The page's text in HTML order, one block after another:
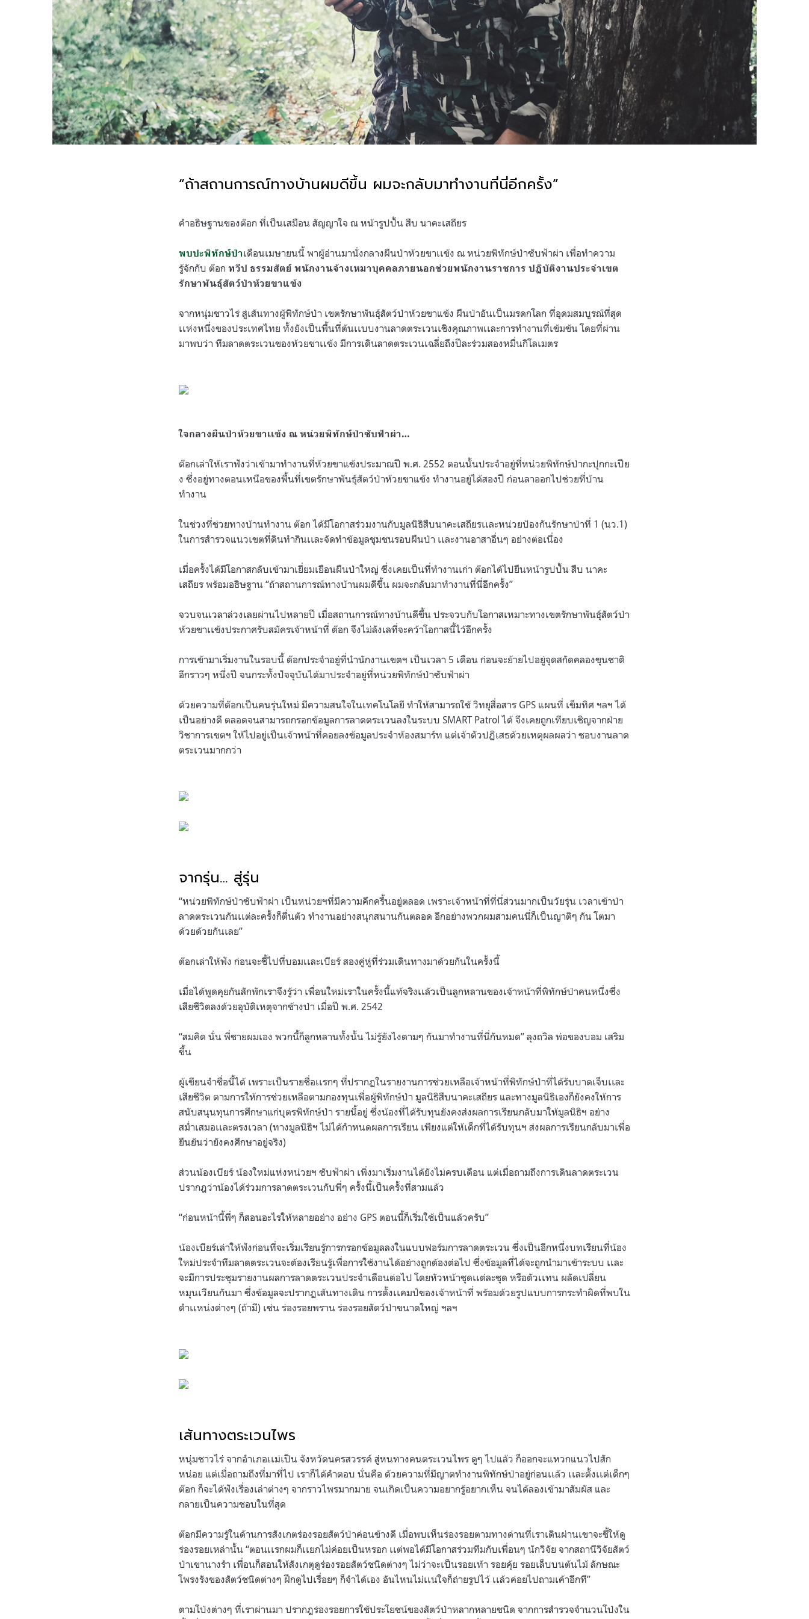
“ถ้าสถานการณ์ทางบ้านผมดีขึ้น ผมจะกลับมาทำงานที่นี่อีกครั้ง”
คำอธิษฐานของต๊อก ที่เป็นเสมือน สัญญาใจ ณ หน้ารูปปั้น สืบ นาคะเสถียร
พบปะพิทักษ์ป่าเดือนเมษายนนี้ พาผู้อ่านมานั่งกลางผืนป่าห้วยขาเเข้ง ณ หน่วยพิทักษ์ป่าซับฟ้าผ่า เพื่อทำความ
รู้จักกับ ต๊อก ทวีป ธรรมสัตย์ พนักงานจ้างเหมาบุคคลภายนอกช่วยพนักงานราชการ ปฏิบัติงานประจำเขต
รักษาพันธุ์สัตว์ป่าห้วยขาแข้ง
จากหนุ่มชาวไร่ สู่เส้นทางผู้พิทักษ์ป่า เขตรักษาพันธุ์สัตว์ป่าห้วยขาแข้ง ผืนป่าอันเป็นมรดกโลก ที่อุดมสมบูรณ์ที่สุด
เเห่งหนึ่งของประเทศไทย ทั้งยังเป็นพื้นที่ต้นเเบบงานลาดตระเวนเชิงคุณภาพเเละการทำงานที่เข้มข้น โดยที่ผ่าน
มาพบว่า ทีมลาดตระเวนของห้วยขาเเข้ง มีการเดินลาดตระเวนเฉลี่ยถึงปีละร่วมสองหมื่นกิโลเมตร
ใจกลางผืนป่าห้วยขาเเข้ง ณ หน่วยพิทักษ์ป่าซับฟ้าผ่า…
ต๊อกเล่าให้เราฟังว่าเข้ามาทำงานที่ห้วยขาแข้งประมาณปี พ.ศ. 2552 ตอนนั้นประจำอยู่ที่หน่วยพิทักษ์ป่ากะปุกกะเปีย
ง ซึ่งอยู่ทางตอนเหนือของพื้นที่เขตรักษาพันธุ์สัตว์ป่าห้วยขาแข้ง ทำงานอยู่ได้สองปี ก่อนลาออกไปช่วยที่บ้าน
ทำงาน
ในช่วงที่ช่วยทางบ้านทำงาน ต๊อก ได้มีโอกาสร่วมงานกับมูลนิธิสืบนาคะเสถียรเเละหน่วยป้องกันรักษาป่าที่ 1 (นว.1)
ในการสำรวจแนวเขตที่ดินทำกินเเละจัดทำข้อมูลชุมชนรอบผืนป่า เเละงานอาสาอื่นๆ อย่างต่อเนื่อง
เมื่อครั้งได้มีโอกาสกลับเข้ามาเยี่ยมเยือนผืนป่าใหญ่ ซึ่งเคยเป็นที่ทำงานเก่า ต๊อกได้ไปยืนหน้ารูปปั้น สืบ นาคะ
เสถียร พร้อมอธิษฐาน “ถ้าสถานการณ์ทางบ้านผมดีขึ้น ผมจะกลับมาทำงานที่นี่อีกครั้ง”
จวบจนเวลาล่วงเลยผ่านไปหลายปี เมื่อสถานการณ์ทางบ้านดีขึ้น ประจวบกับโอกาสเหมาะทางเขตรักษาพันธุ์สัตว์ป่า
ห้วยขาเเข้งประกาศรับสมัครเจ้าหน้าที่ ต๊อก จึงไม่ลังเลที่จะคว้าโอกาสนี้ไว้อีกครั้ง
การเข้ามาเริ่มงานในรอบนี้ ต๊อกประจำอยู่ที่นำนักงานเขตฯ เป็นเวลา 5 เดือน ก่อนจะย้ายไปอยู่จุดสกัดคลองขุนชาติ
อีกราวๆ หนึ่งปี จนกระทั้งปัจจุบันได้มาประจำอยู่ที่หน่วยพิทักษ์ป่าซับฟ้าผ่า
ด้วยความที่ต๊อกเป็นคนรุ่นใหม่ มีความสนใจในเทคโนโลยี ทำให้สามารถใช้ วิทยุสื่อสาร GPS แผนที่ เข็มทิศ ฯลฯ ได้
เป็นอย่างดี ตลอดจนสามารถกรอกข้อมูลการลาดตระเวนลงในระบบ SMART Patrolได้ จึงเคยถูกเทียบเชิญจากฝ่าย
วิชาการเขตฯ ให้ไปอยู่เป็นเจ้าหน้าที่คอยลงข้อมูลประจำห้องสมาร์ท แต่เจ้าตัวปฏิเสธด้วยเหตุผลผลว่า ชอบงานลาด
ตระเวนมากกว่า
จากรุ่น… สู่รุ่น
“หน่วยพิทักษ์ป่าซับฟ้าผ่า เป็นหน่วยฯที่มีความคึกครื้นอยู่ตลอด เพราะเจ้าหน้าที่ที่นี่ส่วนมากเป็นวัยรุ่น เวลาเข้าป่า
ลาดตระเวนกันเเต่ละครั้งก็ตื่นตัว ทำงานอย่างสนุกสนานกันตลอด อีกอย่างพวกผมสามคนนี่ก็เป็นญาติๆ กัน โตมา
ด้วยด้วยกันเลย”
ต๊อกเล่าให้ฟัง ก่อนจะชี้ไปที่บอมเเละเบียร์ สองคู่หู่ที่ร่วมเดินทางมาด้วยกันในครั้งนี้
เมื่อได้พูดคุยกันสักพักเราจึงรู้ว่า เพื่อนใหม่เราในครั้งนี้แท้จริงเเล้วเป็นลูกหลานของเจ้าหน้าที่พิทักษ์ป่าคนหนึ่งซึ่ง
เสียชีวิตลงด้วยอุบัติเหตุจากช้างป่า เมื่อปี พ.ศ. 2542
“สมคิด นั่น พี่ชายผมเอง พวกนี้ก็ลูกหลานทั้งนั้น ไม่รู้ยังไงตามๆ กันมาทำงานที่นี่กันหมด” ลุงถวิล พ่อของบอม เสริม
ขึ้น
ผู้เขียนจำชื่อนี้ได้ เพราะเป็นรายชื่อเเรกๆ ที่ปรากฏในรายงานการช่วยเหลือเจ้าหน้าที่พิทักษ์ป่าที่ได้รับบาดเจ็บเเละ
เสียชีวิต ตามการให้การช่วยเหลือตามกองทุนเพื่อผู้พิทักษ์ป่า มูลนิธิสืบนาคะเสถียร และทางมูลนิธิเองก็ยังคงให้การ
สนับสนุนทุนการศึกษาแก่บุตรพิทักษ์ป่า รายนี้อยู่ ซึ่งน้องที่ได้รับทุนยังคงส่งผลการเรียนกลับมาให้มูลนิธิฯ อย่าง
สม่ำเสมอเเละตรงเวลา (ทางมูลนิธิฯ ไม่ได้กำหนดผลการเรียน เพียงแต่ให้เด็กที่ได้รับทุนฯ ส่งผลการเรียนกลับมาเพื่อ
ยืนยันว่ายังคงศึกษาอยู่จริง)
ส่วนน้องเบียร์ น้องใหม่แห่งหน่วยฯ ซับฟ้าผ่า เพิ่งมาเริ่มงานได้ยังไม่ครบเดือน แต่เมื่อถามถึงการเดินลาดตระเวน
ปรากฎว่าน้องได้ร่วมการลาดตระเวนกับพี่ๆ ครั้งนี้เป็นครั้งที่สามแล้ว
“ก่อนหน้านี้พี่ๆ ก็สอนอะไรให้หลายอย่าง อย่าง GPS ตอนนี้ก็เริ่มใช้เป็นแล้วครับ”
น้องเบียร์เล่าให้ฟังก่อนที่จะเริ่มเรียนรู้การกรอกข้อมูลลงในแบบฟอร์มการลาดตระเวน ซึ่งเป็นอีกหนึ่งบทเรียนที่น้อง
ใหม่ประจำทีมลาดตระเวนจะต้องเรียนรู้เพื่อการใช้งานได้อย่างถูกต้องต่อไป ซึ่งข้อมูลที่ได้จะถูกนำมาเข้าระบบ เเละ
จะมีการประชุมรายงานผลการลาดตระเวนประจำเดือนต่อไป โดยหัวหน้าชุดเเต่ละชุด หรือตัวเเทน ผลัดเปลี่ยน
หมุนเวียนกันมา ซึ่งข้อมูลจะปรากฏเส้นทางเดิน การตั้งเเคมป์ของเจ้าหน้าที่ พร้อมด้วยรูปแบบการกระทำผิดที่พบใน
ตำเเหน่งต่างๆ (ถ้ามี) เช่น ร่องรอยพราน ร่องรอยสัตว์ป่าขนาดใหญ่ ฯลฯ
เส้นทางตระเวนไพร
หนุ่มชาวไร่ จากอำเภอเเม่เปิน จังหวัดนครสวรรค์ สู่หนทางคนตระเวนไพร ดูๆ ไปแล้ว ก็ออกจะแหวกแนวไปสัก
หน่อย แต่เมื่อถามถึงที่มาที่ไป เราก็ได้คำตอบ นั่นคือ ด้วยความที่มีญาตทำงานพิทักษ์ป่าอยู่ก่อนเเล้ว เเละตั้งเเต่เด็กๆ
ต๊อก ก็จะได้ฟังเรื่องเล่าต่างๆ จากราวไพรมากมาย จนเกิดเป็นความอยากรู้อยากเห็น จนได้ลองเข้ามาสัมผัส และ
กลายเป็นความชอบในที่สุด
ต๊อกมีความรู้ในด้านการสังเกตร่องรอยสัตว์ป่าค่อนข้างดี เมื่อพบเห็นร่องรอยตามทางด่านที่เราเดินผ่านเขาจะชี้ให้ดู
ร่องรอยเหล่านั้น “ตอนเเรกผมก็เเยกไม่ค่อยเป็นหรอก เเต่พอได้มีโอกาสร่วมทีมกับเพื่อนๆ นักวิจัย จากสถานีวิจัยสัตว์
ป่าเขานางรำ เพื่อนก็สอนให้สังเกตุดูร่องรอยสัตว์ชนิดต่างๆ ไม่ว่าจะเป็นรอยเท้า รอยคุ้ย รอยเล็บบนต้นไม้ ลักษณะ
โพรงรังของสัตว์ชนิดต่างๆ ฝึกดูไปเรื่อยๆ ก็จำได้เอง อันไหนไม่เเน่ใจก็ถ่ายรูปไว้ เเล้วค่อยไปถามเค้าอีกที”
ตามโป่งต่างๆ ที่เราผ่านมา ปรากฎร่องรอยการใช้ประโยชน์ของสัตว์ป่าหลากหลายชนิด จากการสำรวจจำนวนโป่งใน